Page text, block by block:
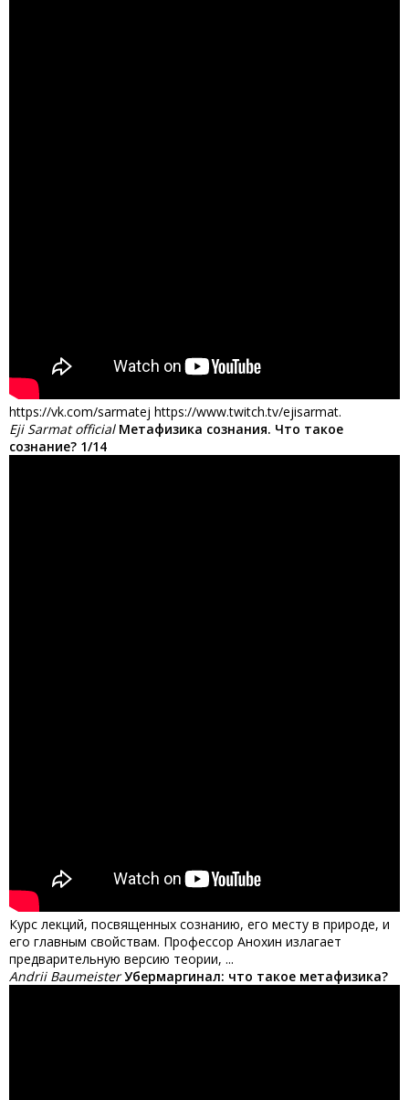
https://vk.com/sarmatej https://www.twitch.tv/ejisarmat.
Eji Sarmat official Метафизика сознания. Что такое
сознание? 1/14
Курс лекций, посвященных сознанию, его месту в природе, и
его главным свойствам. Профессор Анохин излагает
предварительную версию теории, ...
Andrii Baumeister Убермаргинал: что такое метафизика?